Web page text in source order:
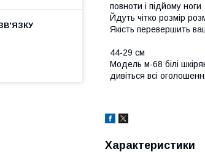
повноти і підйому
Йдуть чітко розмір
Якість перевершить
44-29 см
Модель м-68 білі
дивіться всі
Характеристики